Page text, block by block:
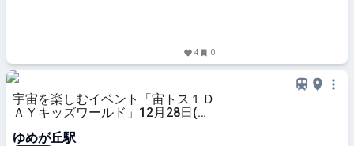
4 0
宇宙を楽しむイベント「宙トス１Ｄ
ＡＹキッズワールド」12月28日(日)
ゆめが丘駅